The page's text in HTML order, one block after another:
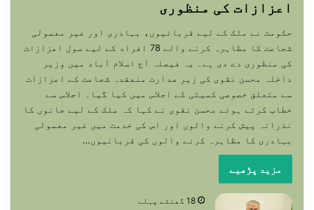
اعزازات کی منظوری
حکومت نے ملک کے لیے قربانیوں، بہادری اور غیر معمولی
شجاعت کا مظاہرہ کرنے والے 78 افراد کے لیے سول اعزازات
کی منظوری دے دی ہے۔ یہ فیصلہ آج اسلام آباد میں وزیر
داخلہ محسن نقوی کی زیر صدارت منعقدہ شجاعت کے اعزازات
سے متعلق خصوصی کمیٹی کے اجلاس میں کیا گیا۔ اجلاس سے
خطاب کرتے ہوئے محسن نقوی نے کہا کہ ملک کے لیے جانوں کا
نذرانہ پیش کرنے والوں اور اس کی خدمت میں غیر معمولی
بہادری کا مظاہرہ کرنے والوں کی قربانیوں…
مزید پڑھیے
18 گھنٹے پہلے